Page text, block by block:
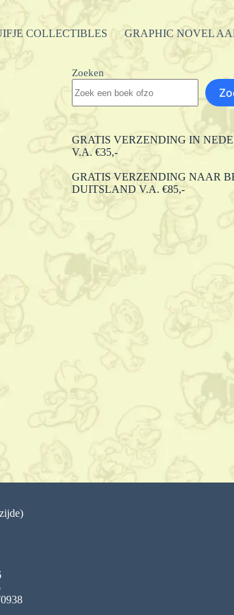
COLLECTIBLES GRAPHIC NOVEL
Zoeken
GRATIS VERZENDING IN
V.A. €35,-
GRATIS VERZENDING NAAR
DUITSLAND V.A. €85,-